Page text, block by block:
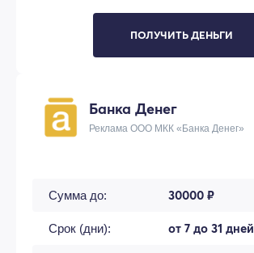
ПОЛУЧИТЬ ДЕНЬГИ
Банка Денег
Реклама ООО МКК «Банка Денег»
Сумма до: 30000 ₽
Срок (дни): от 7 до 31 дней